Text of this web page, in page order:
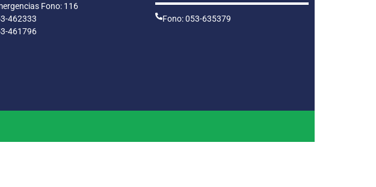
Fono: 116
462333
461796
Fono: 053-635379